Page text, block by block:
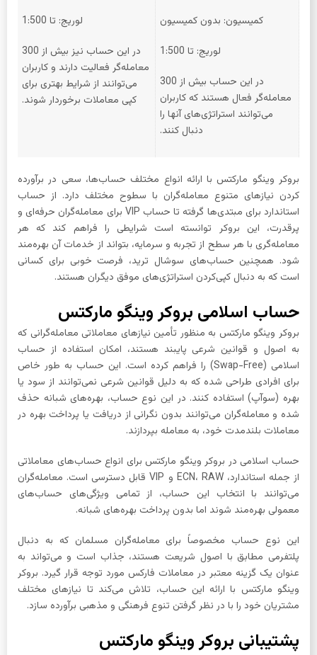
کمیسیون: بدون کمیسیون
لوریج: تا 1:500
در این حساب بیش از 300
معامله‌گر فعال هستند که کاربران
می‌توانند استراتژی‌های آنها را
دنبال کنند.
لوریج: تا 1:500
در این حساب نیز بیش از 300
معامله‌گر فعالیت دارند و کاربران
می‌توانند از شرایط بهتری برای
کپی معاملات برخوردار شوند.
بروکر وینگو مارکتس با ارائه انواع مختلف حساب‌ها، سعی در برآورده
کردن نیازهای متنوع معامله‌گران با سطوح مختلف دارد. از حساب
استاندارد برای مبتدی‌ها گرفته تا حساب VIP برای معامله‌گران حرفه‌ای و
پرقدرت، این بروکر توانسته است شرایطی را فراهم کند که هر
معامله‌گری با هر سطح از تجربه و سرمایه، بتواند از خدمات آن بهره‌مند
شود. همچنین حساب‌های سوشال ترید، فرصت خوبی برای کسانی
است که به دنبال کپی‌کردن استراتژی‌های موفق دیگران هستند.
حساب اسلامی بروکر وینگو مارکتس
بروکر وینگو مارکتس به‌ منظور تأمین نیازهای معاملاتی معامله‌گرانی که
به اصول و قوانین شرعی پایبند هستند، امکان استفاده از حساب
اسلامی (Swap-Free) را فراهم کرده است. این حساب به طور خاص
برای افرادی طراحی شده که به دلیل قوانین شرعی نمی‌توانند از سود یا
بهره (سوآپ) استفاده کنند. در این نوع حساب، بهره‌های شبانه حذف
شده و معامله‌گران می‌توانند بدون نگرانی از دریافت یا پرداخت بهره در
معاملات بلندمدت خود، به معامله بپردازند.
حساب اسلامی در بروکر وینگو مارکتس برای انواع حساب‌های معاملاتی
از جمله استاندارد، ECN، RAW و VIP قابل دسترسی است. معامله‌گران
می‌توانند با انتخاب این حساب، از تمامی ویژگی‌های حساب‌های
معمولی بهره‌مند شوند اما بدون پرداخت بهره‌های شبانه.
این نوع حساب مخصوصاً برای معامله‌گران مسلمان که به دنبال
پلتفرمی مطابق با اصول شریعت هستند، جذاب است و می‌تواند به
عنوان یک گزینه معتبر در معاملات فارکس مورد توجه قرار گیرد. بروکر
وینگو مارکتس با ارائه این حساب، تلاش می‌کند تا نیازهای مختلف
مشتریان خود را با در نظر گرفتن تنوع فرهنگی و مذهبی برآورده سازد.
پشتیبانی بروکر وینگو مارکتس